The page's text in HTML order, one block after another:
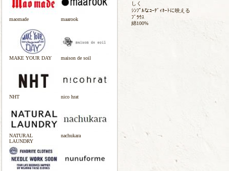
maomade maarook
MAKE YOUR DAY maison de soil
NHT nico hrat
NATURAL
LAUNDRY
nachukara
しく
ｼﾝﾌﾟﾙなｺｰﾃﾞｨﾈｰﾄに映える
ﾌﾞﾗｳｽ
綿100%